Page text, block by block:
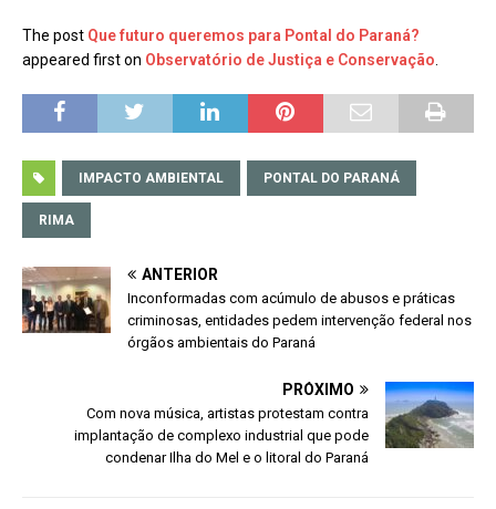
The post Que futuro queremos para Pontal do Paraná?
appeared first on Observatório de Justiça e Conservação
IMPACTO AMBIENTAL PONTAL DO PARANÁ
RIMA
ANTERIOR
Inconformadas com acúmulo de abusos e práticas
criminosas, entidades pedem intervenção federal nos
órgãos ambientais do Paraná
PRÓXIMO
Com nova música, artistas protestam contra
implantação de complexo industrial que pode
condenar Ilha do Mel e o litoral do Paraná